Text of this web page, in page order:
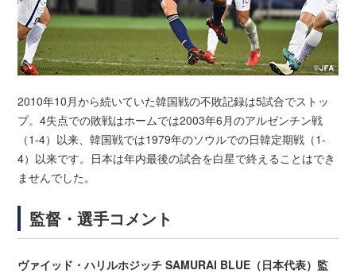
2010年10月から続いていた韓国戦の不敗記録は5試合でストッ
プ。4失点での敗戦はホームでは2003年6月のアルゼンチン戦
（1-4）以来、韓国戦では1979年のソウルでの日韓定期戦（1-
4）以来です。日本は年内最後の試合を白星で終えることはでき
ませんでした。
監督・選手コメント
ヴァイッド・ハリルホジッチ SAMURAI BLUE（日本代表）監